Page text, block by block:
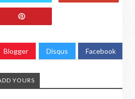
Blogger Disqus Facebook
YOURS